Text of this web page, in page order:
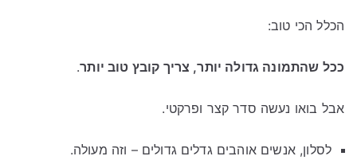
הכלל הכי טוב:
ככל שהתמונה גדולה יותר, צריך קובץ טוב יותר.
אבל בואו נעשה סדר קצר ופרקטי.
לסלון, אנשים אוהבים גדלים גדולים – וזה מעולה.